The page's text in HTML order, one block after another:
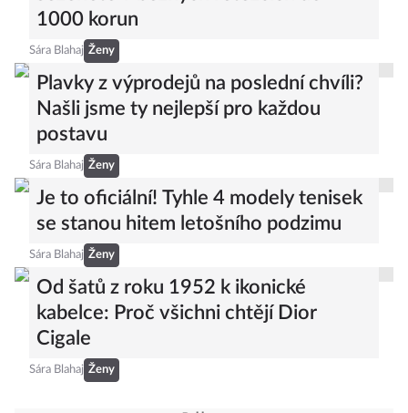
Sára Blahaj Ženy
Šaty jako od návrháře? Těchto 20
seženete v běžných řetězcích do
1000 korun
Sára Blahaj Ženy
Plavky z výprodejů na poslední chvíli?
Našli jsme ty nejlepší pro každou
postavu
Sára Blahaj Ženy
Je to oficiální! Tyhle 4 modely tenisek
se stanou hitem letošního podzimu
Sára Blahaj Ženy
Od šatů z roku 1952 k ikonické